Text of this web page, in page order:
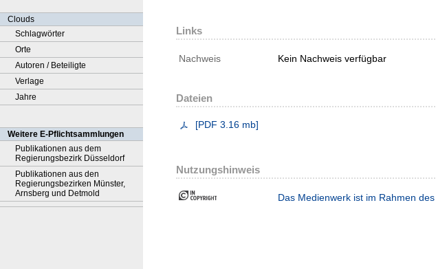
Clouds
Schlagwörter
Orte
Autoren / Beteiligte
Verlage
Jahre
Weitere E-Pflichtsammlungen
Publikationen aus dem
Regierungsbezirk Düsseldorf
Publikationen aus den
Regierungsbezirken Münster,
Arnsberg und Detmold
Links
Nachweis Kein Nachweis verfügbar
Dateien
[PDF 3.16 mb]
Nutzungshinweis
Das Medienwerk ist im Rahmen